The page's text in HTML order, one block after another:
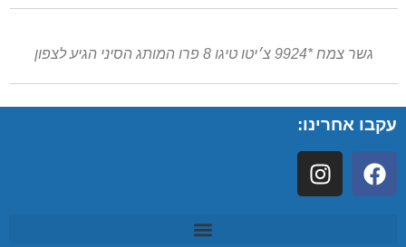
גשר צמח *9924 צ׳יטו טיגו 8 פרו המותג הסיני הגיע לצפון
עקבו אחרינו: